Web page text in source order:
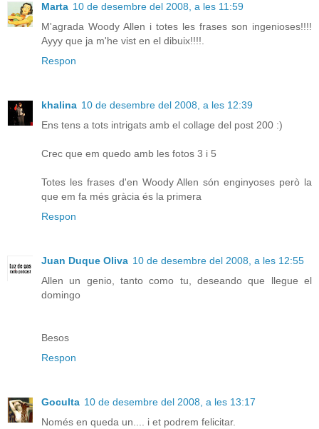
Marta 10 de desembre del 2008, a les 11:59
M'agrada Woody Allen i totes les frases son ingenioses!!!!
Ayyy que ja m'he vist en el dibuix!!!!.
Respon
khalina 10 de desembre del 2008, a les 12:39
Ens tens a tots intrigats amb el collage del post 200 :)
Crec que em quedo amb les fotos 3 i 5
Totes les frases d'en Woody Allen són enginyoses però la
que em fa més gràcia és la primera
Respon
Juan Duque Oliva 10 de desembre del 2008, a les 12:55
Allen un genio, tanto como tu, deseando que llegue el
domingo
Besos
Respon
Goculta 10 de desembre del 2008, a les 13:17
Només en queda un.... i et podrem felicitar.